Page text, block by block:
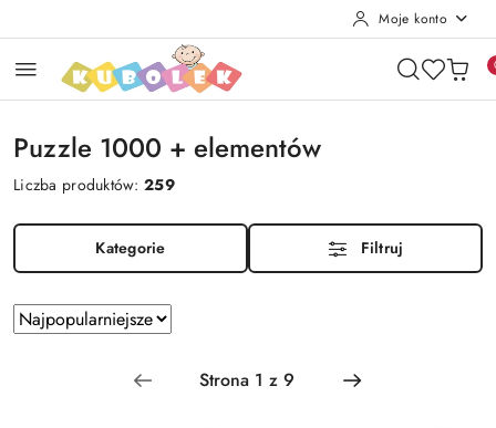
Moje konto
Puzzle 1000 + elementów
Liczba produktów:259
Kategorie Filtruj
Zastosowano sortowanie: Najpopularniejsze.
Sortuj
według